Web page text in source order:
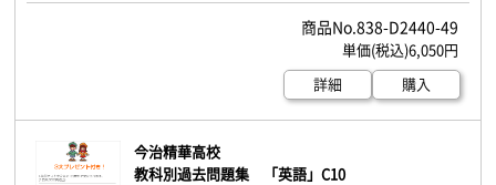
838-D2440-49
6,050円
詳細
購入
今治精華高校
教科別過去問題集 「英語」C10